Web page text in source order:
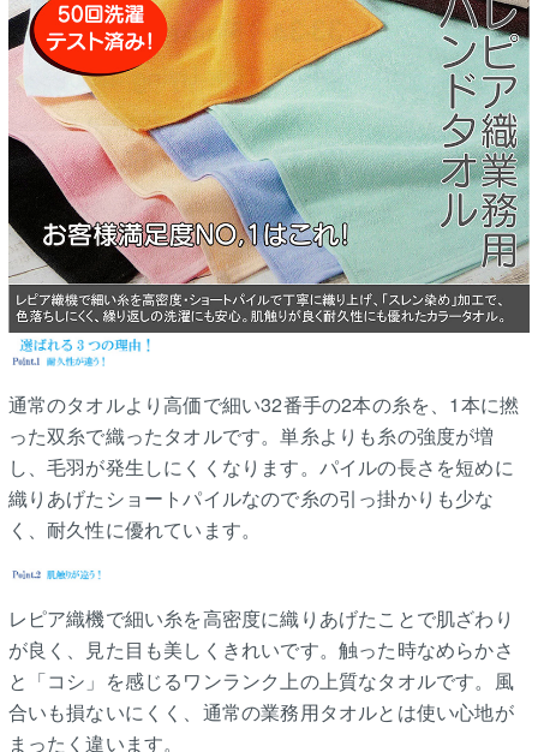
通常のタオルより高価で細い32番手の2本の糸を、1本に撚
った双糸で織ったタオルです。単糸よりも糸の強度が増
し、毛羽が発生しにくくなります。パイルの長さを短めに
織りあげたショートパイルなので糸の引っ掛かりも少な
く、耐久性に優れています。
レピア織機で細い糸を高密度に織りあげたことで肌ざわり
が良く、見た目も美しくきれいです。触った時なめらかさ
と「コシ」を感じるワンランク上の上質なタオルです。風
合いも損ないにくく、通常の業務用タオルとは使い心地が
まったく違います。